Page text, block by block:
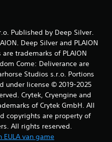
Published by Deep Silver.
Deep Silver and PLAION
trademarks of PLAION
Come: Deliverance are
Studios s.r.o. Portions
under license © 2019-2025
Crytek, Cryengine and
of Crytek GmbH. All
copyrights are property of
All rights reserved.
EULA van game